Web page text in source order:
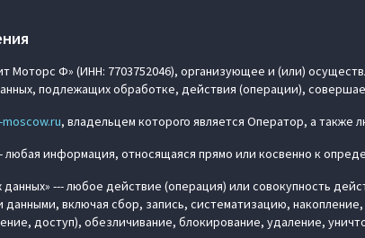
Моторс Ф» (ИНН: 7703752046), организующее и (или)
подлежащих обработке, действия (операции),
, владельцем которого является Оператор, а также
любая информация, относящаяся прямо или косвенно к
данных» --- любое действие (операция) или совокупность
данными, включая сбор, запись, систематизацию,
доступ), обезличивание, блокирование, удаление,